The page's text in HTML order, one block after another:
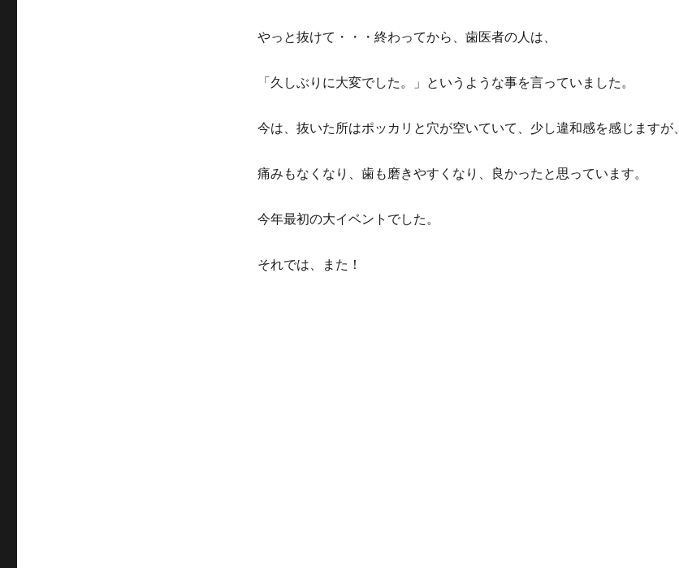
やっと抜けて・・・終わってから、歯医者の人は、
「久しぶりに大変でした。」というような事を言っていました。
今は、抜いた所はポッカリと穴が空いていて、少し違和感を感じますが、
痛みもなくなり、歯も磨きやすくなり、良かったと思っています。
今年最初の大イベントでした。
それでは、また！